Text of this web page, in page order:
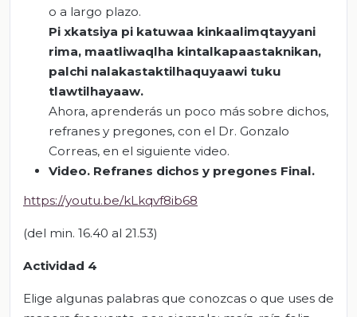
o a largo plazo.
Pi xkatsiya pi katuwaa kinkaalimqtayyani
rima, maatliwaqlha kintalkapaastaknikan,
palchi nalakastaktilhaquyaawi tuku
tlawtilhayaaw.
Ahora, aprenderás un poco más sobre dichos,
refranes y pregones, con el Dr. Gonzalo
Correas, en el siguiente video.
Video. Refranes dichos y pregones Final.
https://youtu.be/kLkqvf8ib68
(del min. 16.40 al 21.53)
Actividad 4
Elige algunas palabras que conozcas o que uses de